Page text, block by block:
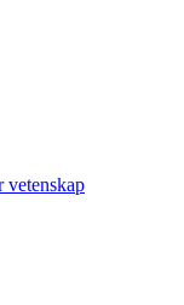
vetenskap